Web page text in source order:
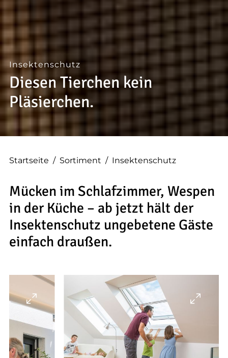
Insektenschutz
Diesen Tierchen kein
Pläsierchen.
Startseite / Sortiment / Insektenschutz
Mücken im Schlafzimmer, Wespen
in der Küche – ab jetzt hält der
Insektenschutz ungebetene Gäste
einfach draußen.